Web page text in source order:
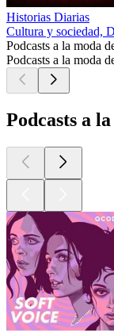
Historias Diarias
Cultura y sociedad,
Podcasts a la moda
Podcasts a la moda
Podcasts a